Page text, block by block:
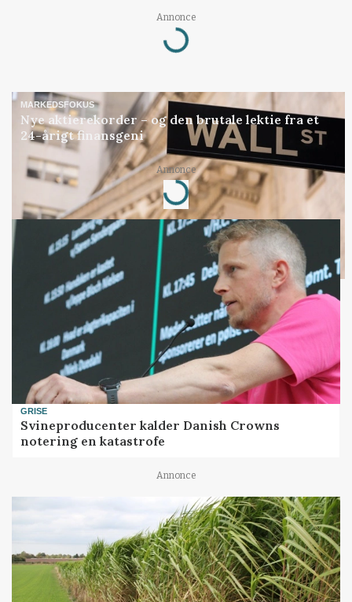
Annonce
Loading...
MARKEDSFOKUS
Nye aktierekorder – og den brutale lektie fra et
24-årigt finansgeni
Annonce
Loading...
GRISE
Svineproducenter kalder Danish Crowns
notering en katastrofe
Annonce